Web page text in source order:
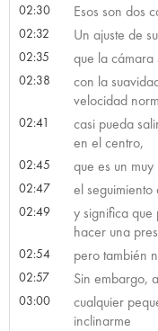
02:30 Esos son dos
02:32 Un ajuste de
02:35 que la cámara
02:38
con la
velocidad
02:41
casi pueda
en el centro,
02:45 que es un
02:47 el seguimiento
02:49
y significa
hacer una
02:54 pero también
02:57 Sin embargo,
03:00
cualquier
inclinarme